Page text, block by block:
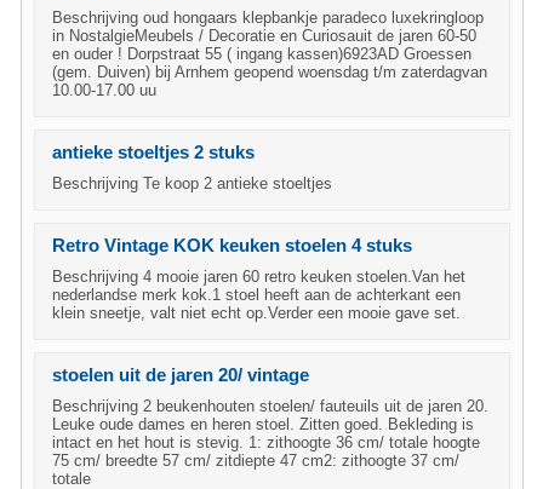
Beschrijving oud hongaars klepbankje paradeco luxekringloop
in NostalgieMeubels / Decoratie en Curiosauit de jaren 60-50
en ouder ! Dorpstraat 55 ( ingang kassen)6923AD Groessen
(gem. Duiven) bij Arnhem geopend woensdag t/m zaterdagvan
10.00-17.00 uu
antieke stoeltjes 2 stuks
Beschrijving Te koop 2 antieke stoeltjes
Retro Vintage KOK keuken stoelen 4 stuks
Beschrijving 4 mooie jaren 60 retro keuken stoelen.Van het
nederlandse merk kok.1 stoel heeft aan de achterkant een
klein sneetje, valt niet echt op.Verder een mooie gave set.
stoelen uit de jaren 20/ vintage
Beschrijving 2 beukenhouten stoelen/ fauteuils uit de jaren 20.
Leuke oude dames en heren stoel. Zitten goed. Bekleding is
intact en het hout is stevig. 1: zithoogte 36 cm/ totale hoogte
75 cm/ breedte 57 cm/ zitdiepte 47 cm2: zithoogte 37 cm/
totale